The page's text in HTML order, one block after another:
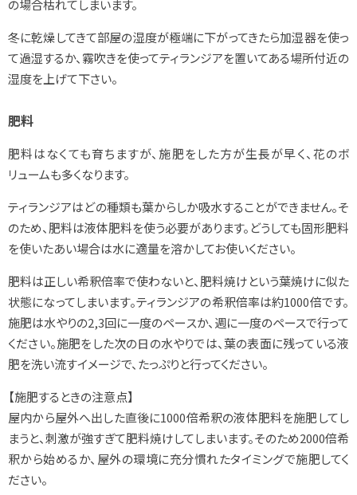
の場合枯れてしまいます。
冬に乾燥してきて部屋の湿度が極端に下がってきたら加湿器を使っ
て過湿するか、霧吹きを使ってティランジアを置いてある場所付近の
湿度を上げて下さい。
肥料
肥料はなくても育ちますが、施肥をした方が生長が早く、花のボ
リュームも多くなります。
ティランジアはどの種類も葉からしか吸水することができません。そ
のため、肥料は液体肥料を使う必要があります。どうしても固形肥料
を使いたあい場合は水に適量を溶かしてお使いください。
肥料は正しい希釈倍率で使わないと、肥料焼けという葉焼けに似た
状態になってしまいます。ティランジアの希釈倍率は約1000倍です。
施肥は水やりの2,3回に一度のペースか、週に一度のペースで行って
ください。施肥をした次の日の水やりでは、葉の表面に残っている液
肥を洗い流すイメージで、たっぷりと行ってください。
【施肥するときの注意点】
屋内から屋外へ出した直後に1000倍希釈の液体肥料を施肥してし
まうと、刺激が強すぎて肥料焼けしてしまいます。そのため2000倍希
釈から始めるか、屋外の環境に充分慣れたタイミングで施肥してく
ださい。